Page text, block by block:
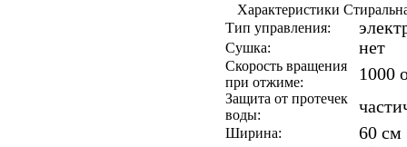
Характеристики
Тип управления:
Сушка: нет
Скорость вращения
при отжиме:
1000
Защита от протечек
воды:
Ширина: 60 см